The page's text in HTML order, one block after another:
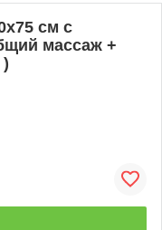
см с
массаж +